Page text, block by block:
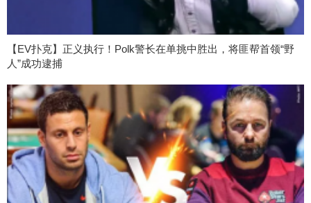
【EV扑克】正义执行！Polk警长在单挑中胜出，将匪帮首领“野
人”成功逮捕